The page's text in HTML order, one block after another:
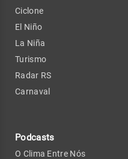
Ciclone
El Niño
La Niña
Turismo
Radar RS
Carnaval
Podcasts
O Clima Entre Nós